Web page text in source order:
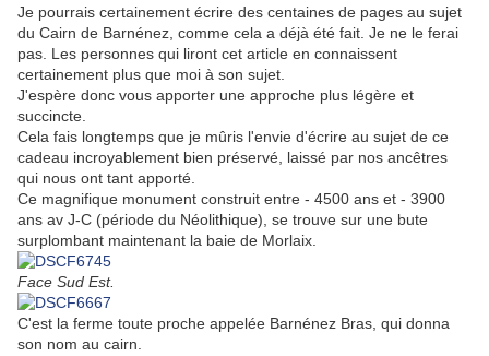
Je pourrais certainement écrire des centaines de pages au sujet
du Cairn de Barnénez, comme cela a déjà été fait. Je ne le ferai
pas. Les personnes qui liront cet article en connaissent
certainement plus que moi à son sujet.
J'espère donc vous apporter une approche plus légère et
succincte.
Cela fais longtemps que je mûris l'envie d'écrire au sujet de ce
cadeau incroyablement bien préservé, laissé par nos ancêtres
qui nous ont tant apporté.
Ce magnifique monument construit entre - 4500 ans et - 3900
ans av J-C (période du Néolithique), se trouve sur une bute
surplombant maintenant la baie de Morlaix.
Face Sud Est.
C'est la ferme toute proche appelée Barnénez Bras, qui donna
son nom au cairn.